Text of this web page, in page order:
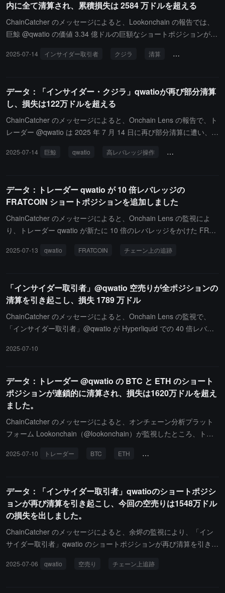
元本です。現在のポジション状況は以下の通りです：40x ショート
1111 枚 BTC、価値 1.28 億ドル、開設価格 117297 ドル、清算価
格 118333 ドル；25x ショート 4141 枚 ETH、価値 1528 万ドル、
内に全て清算され、累積損失は 2584 万ドルを超える
ChainCatcher のメッセージによると、Lookonchain の報告では、
巨鯨 @qwatio の価値 3.34 億ドルの巨額なショートポジションがわ
43 枚の ETH（1.023 億ドル）、および 1500 万枚の FARTCOIN（2
2025-07-14 インサイダー取引者 クジラ 清算 オンチェーン追跡
データ：「インサイダー・クジラ」qwatioが再び部分清算
し、損失は122万ドルを超える
ChainCatcher のメッセージによると、Onchain Lens の報告で、ト
レーダー @qwatio は 2025 年 7 月 14 日に再び部分清算に遭い、損
ジ）、ETH（25x レバレッジ）、および FARTCOIN（10x レバレッ
こし、市場の変動が高リスク取引戦略に与える影響を反映していま
す。このトレーダーの行動は、コミュニティ内で彼の今後の取引能
力についての議論を引き起こしました。今後、qwatio は現在の市場
環境と個人の財務状況に対応するために、取引戦略を再評価する必
レッジを使用する際には慎重になるよう警告しています。
2025-07-14 巨鯨 qwatio 高レバレッジ操作 チェーン上追跡
データ：トレーダー qwatio が 10 倍レバレッジの
FRATCOIN ショートポジションを追加しました
ChainCatcher のメッセージによると、Onchain Lens の監視によ
り、トレーダー qwatio が新たに 10 倍のレバレッジをかけた FRAT
在、40 倍のレバレッジをかけたビットコインのショートポジショ
2025-07-13 qwatio FRATCOIN チェーン上の追跡
「インサイダー取引者」@qwatio 空売りが全ポジションの
清算を引き起こし、損失 1789 万ドル
ChainCatcher のメッセージによると、Onchain Lens の監視で、
「インサイダー取引者」@qwatio が Hyperliquid での 40 倍レバレ
ン清算を引き起こし、単一の損失は 1789 万ドルに達しました。
2025-07-10
データ：トレーダー @qwatio の BTC と ETH のショート
ポジションが連鎖的に清算され、損失は1620万ドルを超え
ました。
ChainCatcher のメッセージによると、オンチェーン分析プラット
フォーム Lookonchain（@lookonchain）が監視したところ、トレ
りは 6.7 万ドルで、損失は 1620 万ドルを超えています。
2025-07-10 トレーダー BTC ETH ショートポジション
データ：「インサイダー取引者」qwatioのショートポジシ
ョンが再び清算を引き起こし、今回の空売りは1548万ドル
の損失を出しました。
ChainCatcher のメッセージによると、余烬の監視により、「イン
サイダー取引者」qwatio のショートポジションが再び清算を引き起
金は現在 80 万ドルしか残っておらず、今回のショートは 1548 万
2025-07-06 qwatio 空売り チェーン上追跡